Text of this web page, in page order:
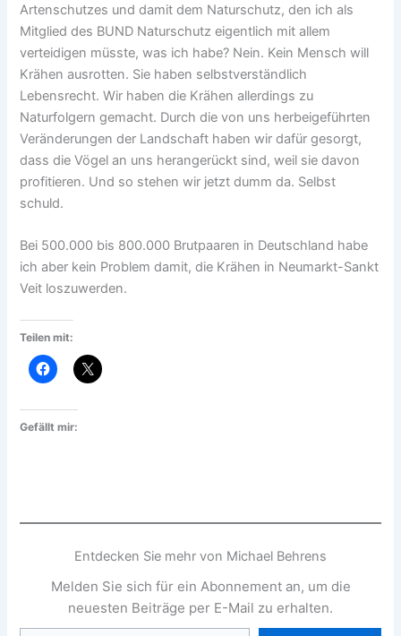
Artenschutzes und damit dem Naturschutz, den ich als
Mitglied des BUND Naturschutz eigentlich mit allem
verteidigen müsste, was ich habe? Nein. Kein Mensch will
Krähen ausrotten. Sie haben selbstverständlich
Lebensrecht. Wir haben die Krähen allerdings zu
Naturfolgern gemacht. Durch die von uns herbeigeführten
Veränderungen der Landschaft haben wir dafür gesorgt,
dass die Vögel an uns herangerückt sind, weil sie davon
profitieren. Und so stehen wir jetzt dumm da. Selbst
schuld.
Bei 500.000 bis 800.000 Brutpaaren in Deutschland habe
ich aber kein Problem damit, die Krähen in Neumarkt-Sankt
Veit loszuwerden.
Teilen mit:
Gefällt mir:
Entdecken Sie mehr von Michael Behrens
Melden Sie sich für ein Abonnement an, um die
neuesten Beiträge per E-Mail zu erhalten.
Geben Sie Ihre E-Mail-Adresse ein ...